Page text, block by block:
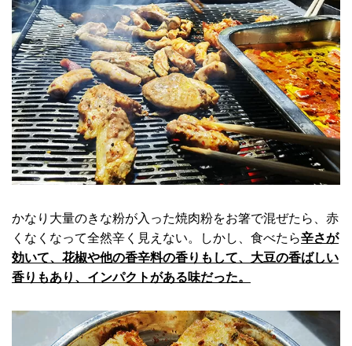
かなり大量のきな粉が入った焼肉粉をお箸で混ぜたら、赤
くなくなって全然辛く見えない。しかし、食べたら辛さが
効いて、花椒や他の香辛料の香りもして、大豆の香ばしい
香りもあり、インパクトがある味だった。